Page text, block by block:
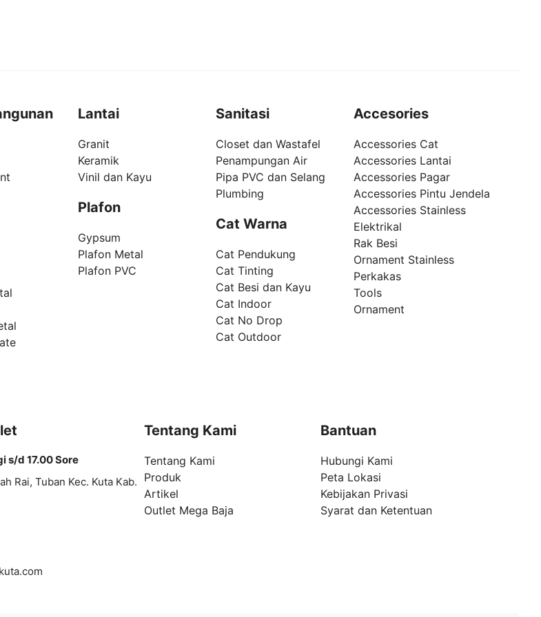
Lantai
Granit
Keramik
Vinil dan Kayu
Plafon
Gypsum
Plafon Metal
Plafon PVC
Sanitasi
Closet dan Wastafel
Penampungan Air
Pipa PVC dan Selang
Plumbing
Cat Warna
Cat Pendukung
Cat Tinting
Cat Besi dan Kayu
Cat Indoor
Cat No Drop
Cat Outdoor
Accesories
Accessories Cat
Accessories Lantai
Accessories Pagar
Accessories Pintu Jendela
Accessories Stainless
Elektrikal
Rak Besi
Ornament Stainless
Perkakas
Tools
Ornament
s/d 17.00 Sore
Rai, Tuban Kec. Kuta Kab.
Tentang Kami
Tentang Kami
Produk
Artikel
Outlet Mega Baja
Bantuan
Hubungi Kami
Peta Lokasi
Kebijakan Privasi
Syarat dan Ketentuan